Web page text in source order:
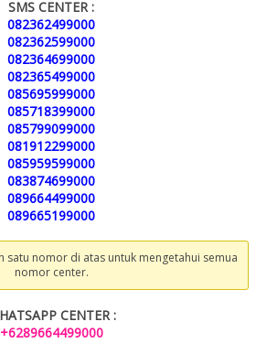
SMS CENTER :
082362499000
082362599000
082364699000
082365499000
085695999000
085718399000
085799099000
081912299000
085959599000
083874699000
089664499000
089665199000
satu nomor di atas untuk mengetahui semua
nomor center.
CENTER :
+6289664499000